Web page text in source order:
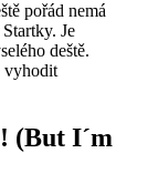
pořád nemá
Je
deště.
vyhodit
(But I´m